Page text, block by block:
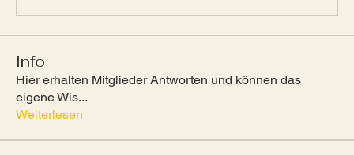
Info
Hier erhalten Mitglieder Antworten und können das
eigene Wis...
Weiterlesen